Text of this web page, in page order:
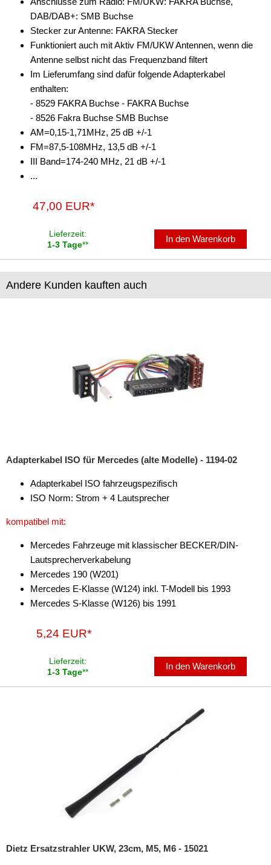
DAB/DAB+: SMB Buchse
Stecker zur Antenne: FAKRA Stecker
Funktioniert auch mit Aktiv FM/UKW Antennen, wenn die
Antenne selbst nicht das Frequenzband filtert
Im Lieferumfang sind dafür folgende Adapterkabel
enthalten:
- 8529 FAKRA Buchse - FAKRA Buchse
- 8526 Fakra Buchse SMB Buchse
AM=0,15-1,71MHz, 25 dB +/-1
FM=87,5-108MHz, 13,5 dB +/-1
III Band=174-240 MHz, 21 dB +/-1
...
47,00 EUR*
Lieferzeit:
1-3 Tage**
In den Warenkorb
Andere Kunden kauften auch
Adapterkabel ISO für Mercedes (alte Modelle) - 1194-02
Adapterkabel ISO fahrzeugspezifisch
ISO Norm: Strom + 4 Lautsprecher
kompatibel mit:
Mercedes Fahrzeuge mit klassischer BECKER/DIN-
Lautsprecherverkabelung
Mercedes 190 (W201)
Mercedes E-Klasse (W124) inkl. T-Modell bis 1993
Mercedes S-Klasse (W126) bis 1991
5,24 EUR*
Lieferzeit:
1-3 Tage**
In den Warenkorb
Dietz Ersatzstrahler UKW, 23cm, M5, M6 - 15021